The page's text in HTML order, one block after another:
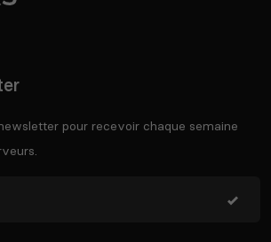
pour recevoir chaque semaine